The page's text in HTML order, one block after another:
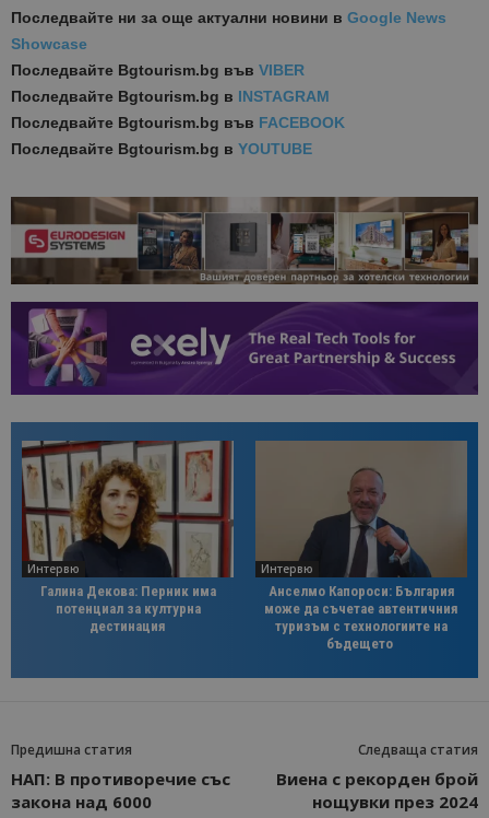
Последвайте ни за още актуални новини в Google News
Showcase
Последвайте Bgtourism.bg във VIBER
Последвайте Bgtourism.bg в INSTAGRAM
Последвайте Bgtourism.bg във FACEBOOK
Последвайте Bgtourism.bg в YOUTUBE
Интервю
Галина Декова: Перник има
потенциал за културна
дестинация
Интервю
Анселмо Капороси: България
може да съчетае автентичния
туризъм с технологиите на
бъдещето
Предишна статия
НАП: В противоречие със
закона над 6000
Следваща статия
Виена с рекорден брой
нощувки през 2024